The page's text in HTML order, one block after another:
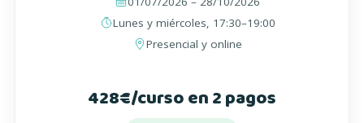
Lunes y miércoles, 17:30–19:00
Presencial y online
428€/curso en 2 pagos